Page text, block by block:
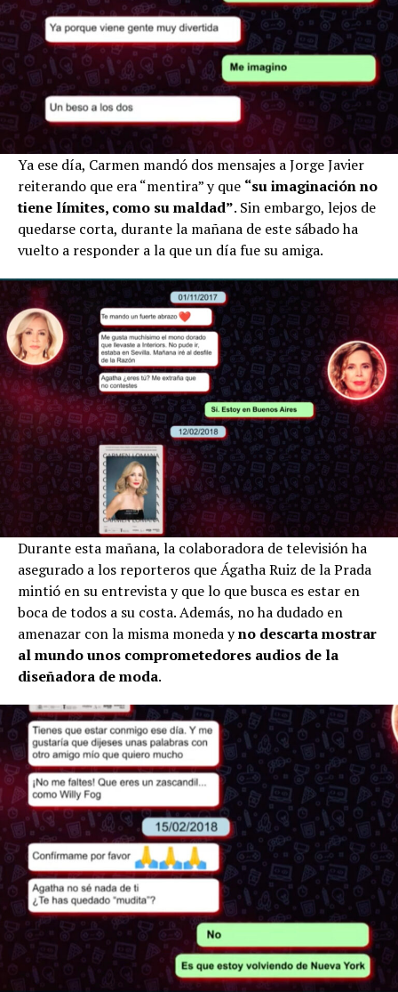
Ya ese día, Carmen mandó dos mensajes a Jorge Javier
reiterando que era “mentira” y que “su imaginación no
tiene límites, como su maldad”. Sin embargo, lejos de
quedarse corta, durante la mañana de este sábado ha
vuelto a responder a la que un día fue su amiga.
Durante esta mañana, la colaboradora de televisión ha
asegurado a los reporteros que Ágatha Ruiz de la Prada
mintió en su entrevista y que lo que busca es estar en
boca de todos a su costa. Además, no ha dudado en
amenazar con la misma moneda yno descarta mostrar
al mundo unos comprometedores audios de la
diseñadora de moda.